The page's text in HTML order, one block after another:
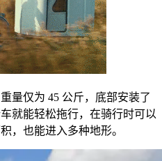
量仅为 45 公斤，底部安装了
就能轻松拖行，在骑行时可以
，也能进入多种地形。